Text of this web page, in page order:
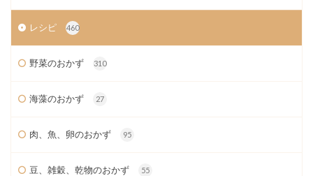
レシピ 460
野菜のおかず 310
海藻のおかず 27
肉、魚、卵のおかず 95
豆、雑穀、乾物のおかず 55